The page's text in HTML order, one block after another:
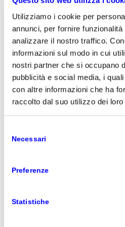
Utilizziamo i cookie per
annunci, per fornire
analizzare il nostro traffico.
informazioni sul modo in cui
nostri partner che si occupano
pubblicità e social media, i
con altre informazioni che ha
raccolto dal suo utilizzo dei
delNecessari
Preferenze
Statistiche
Introduzione di
piattaforma unificata
Microsoft Fabric
unificata per
data engineering,
warehousing, data
reale, osservabilità
prescindere dal
tecnica, di
da Azure OpenAI